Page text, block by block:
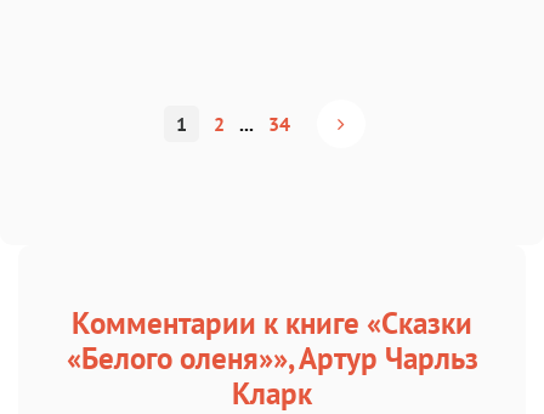
1 2 ... 34
Комментарии к книге «Сказки
«Белого оленя»», Артур Чарльз
Кларк